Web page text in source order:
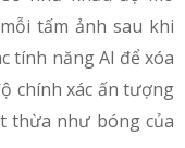
tấm ảnh sau khi
tính năng AI để xóa
chính xác ấn tượng
thừa như bóng của